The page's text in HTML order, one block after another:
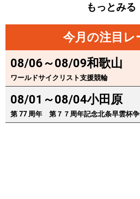
もっとみる
今月の注目レ
08/06～08/09和歌山
ワールドサイクリスト支援競輪
08/01～08/04小田原
第 77 周年 第７７周年記念北条早雲杯